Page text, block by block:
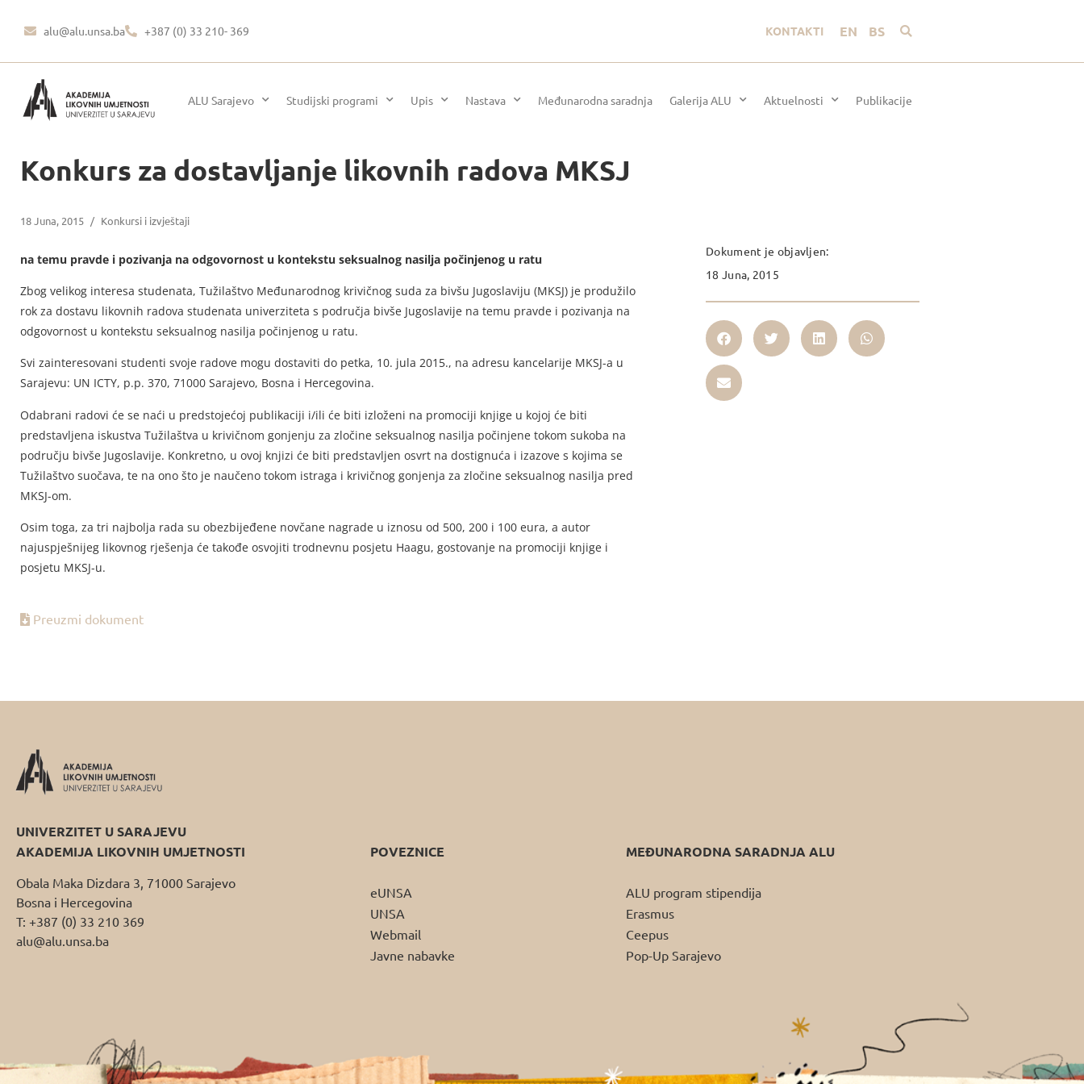
alu@alu.unsa.ba +387 (0) 33 210- 369 KONTAKTI EN BS
ALU Sarajevo Studijski programi Upis Nastava Međunarodna saradnja Galerija ALU Aktuelnosti Publikacije
Konkurs za dostavljanje likovnih radova MKSJ
18 Juna, 2015 / Konkursi i izvještaji
na temu pravde i pozivanja na odgovornost u kontekstu seksualnog nasilja počinjenog u ratu
Zbog velikog interesa studenata, Tužilaštvo Međunarodnog krivičnog suda za bivšu Jugoslaviju (MKSJ) je produžilo
rok za dostavu likovnih radova studenata univerziteta s područja bivše Jugoslavije na temu pravde i pozivanja na
odgovornost u kontekstu seksualnog nasilja počinjenog u ratu.
Svi zainteresovani studenti svoje radove mogu dostaviti do petka, 10. jula 2015., na adresu kancelarije MKSJ-a u
Sarajevu: UN ICTY, p.p. 370, 71000 Sarajevo, Bosna i Hercegovina.
Odabrani radovi će se naći u predstojećoj publikaciji i/ili će biti izloženi na promociji knjige u kojoj će biti
predstavljena iskustva Tužilaštva u krivičnom gonjenju za zločine seksualnog nasilja počinjene tokom sukoba na
području bivše Jugoslavije. Konkretno, u ovoj knjizi će biti predstavljen osvrt na dostignuća i izazove s kojima se
Tužilaštvo suočava, te na ono što je naučeno tokom istraga i krivičnog gonjenja za zločine seksualnog nasilja pred
MKSJ-om.
Osim toga, za tri najbolja rada su obezbijeđene novčane nagrade u iznosu od 500, 200 i 100 eura, a autor
najuspješnijeg likovnog rješenja će takođe osvojiti trodnevnu posjetu Haagu, gostovanje na promociji knjige i
posjetu MKSJ-u.
Preuzmi dokument
Dokument je objavljen:
18 Juna, 2015
UNIVERZITET U SARAJEVU
AKADEMIJA LIKOVNIH UMJETNOSTI
Obala Maka Dizdara 3, 71000 Sarajevo
Bosna i Hercegovina
T: +387 (0) 33 210 369
alu@alu.unsa.ba
POVEZNICE
eUNSA
UNSA
Webmail
Javne nabavke
MEĐUNARODNA SARADNJA ALU
ALU program stipendija
Erasmus
Ceepus
Pop-Up Sarajevo